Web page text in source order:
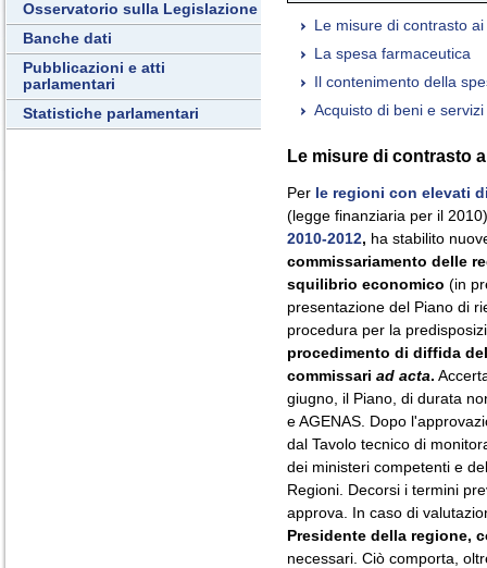
Osservatorio sulla Legislazione
Banche dati
Pubblicazioni e atti
parlamentari
Statistiche parlamentari
Le misure di contrasto
La spesa farmaceutica
Il contenimento della
Acquisto di beni e servizi
Le misure di contrasto
Per le regioni con elevati
(legge finanziaria per il
2010-2012, ha stabilito
commissariamento delle
squilibrio economico (in
presentazione del Piano di
procedura per la
procedimento di diffida
commissari ad acta.
giugno, il Piano, di durata
e AGENAS. Dopo
dal Tavolo tecnico di
dei ministeri competenti e
Regioni. Decorsi i termini
approva. In caso di
Presidente della regione,
necessari. Ciò comporta,